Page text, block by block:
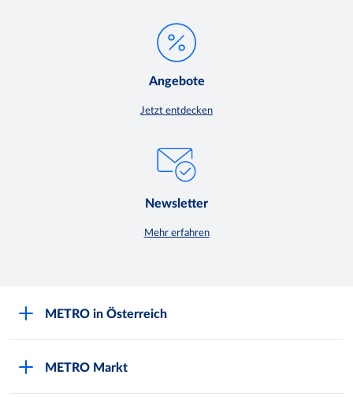
Angebote
Jetzt entdecken
Newsletter
Mehr erfahren
METRO in Österreich
METRO Markt